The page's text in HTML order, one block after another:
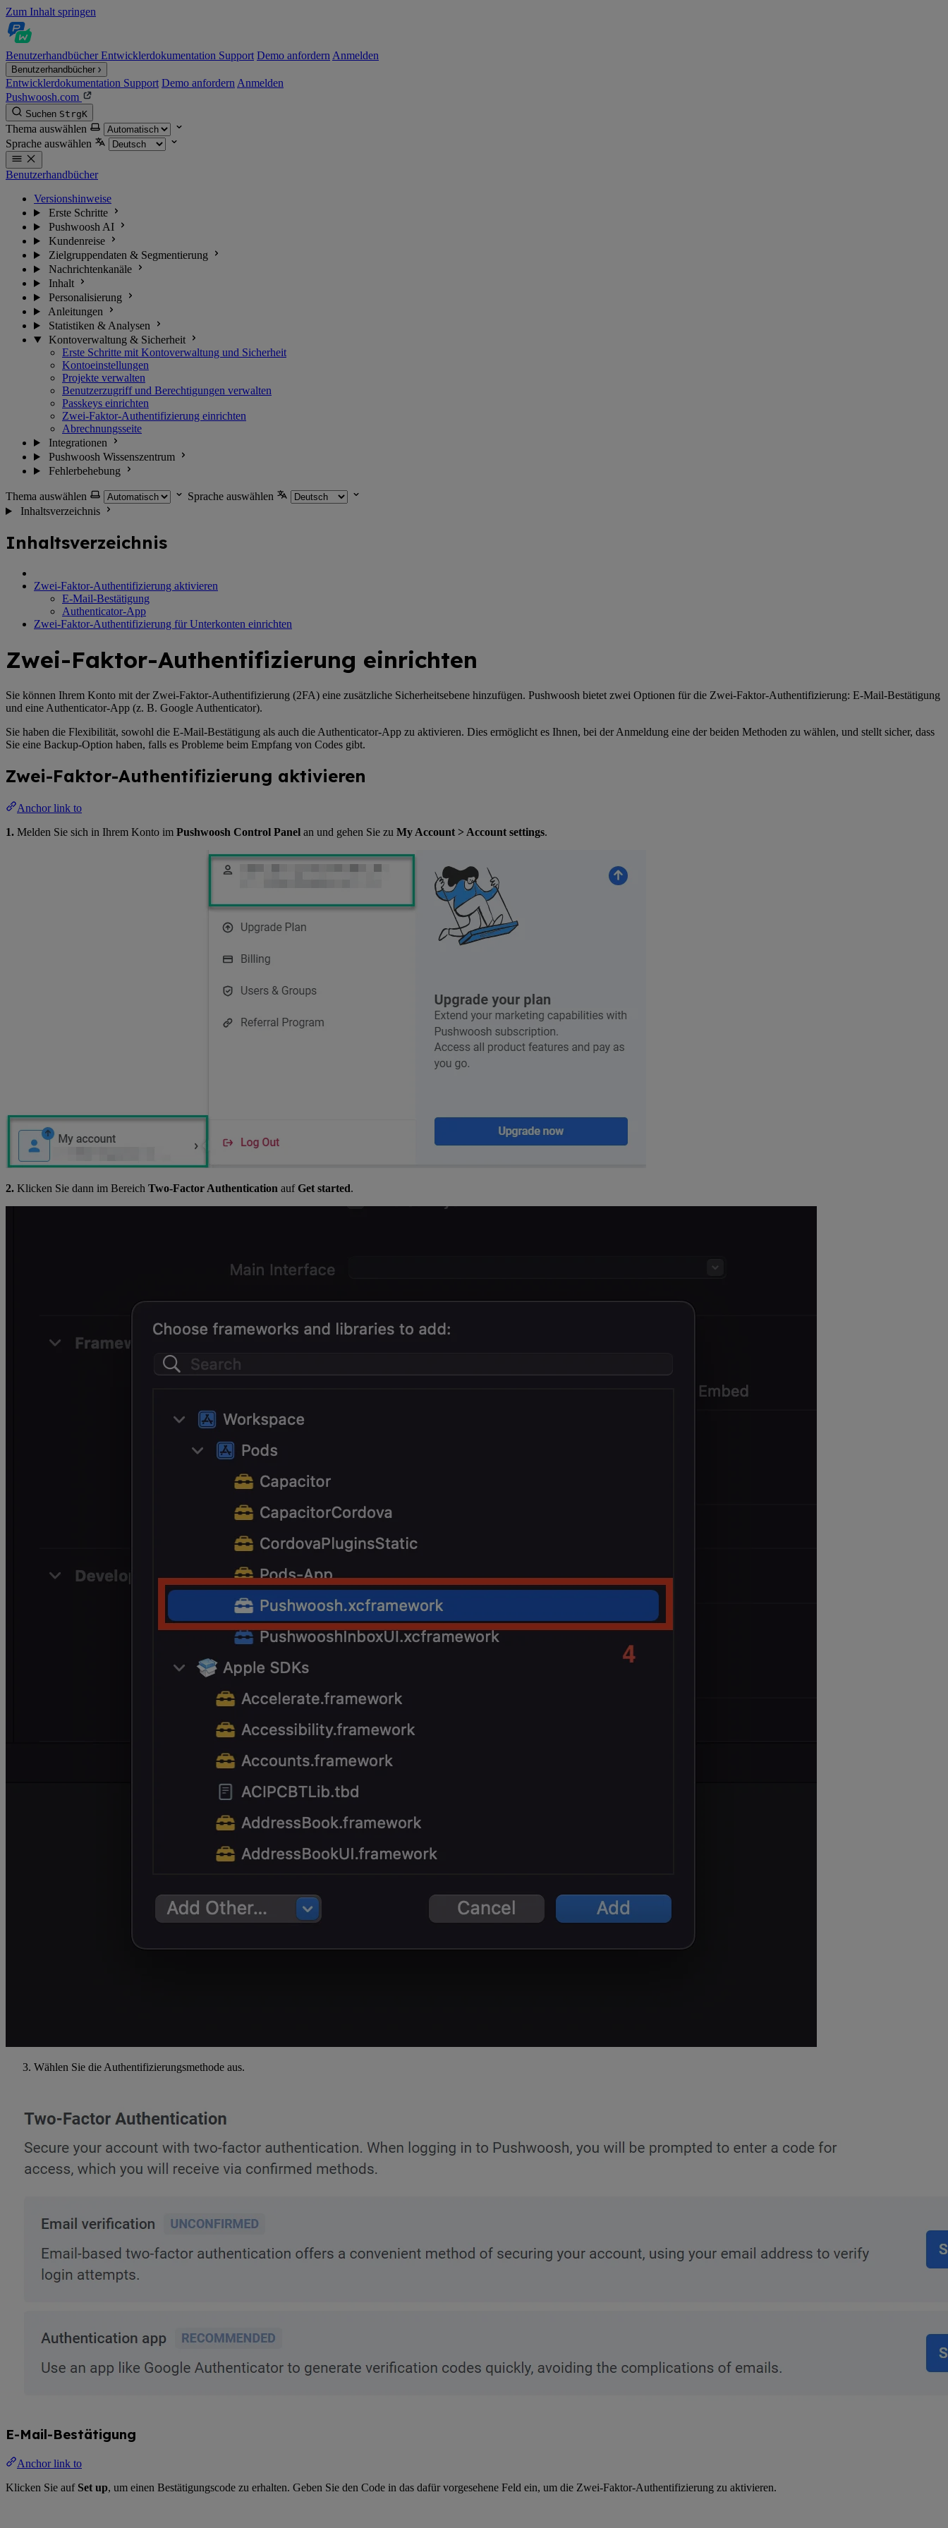
Zum Inhalt springen
BenutzerhandbücherEntwicklerdokumentation Support Demo anfordern Anmelden
Benutzerhandbücher
Entwicklerdokumentation Support Demo anfordern Anmelden
Pushwoosh.com
Suchen StrgK
Thema auswählen
Sprache auswählen
Benutzerhandbücher
Versionshinweise
Erste Schritte
Pushwoosh AI
Kundenreise
Zielgruppendaten & Segmentierung
Nachrichtenkanäle
Inhalt
Personalisierung
Anleitungen
Statistiken & Analysen
Kontoverwaltung & Sicherheit
Erste Schritte mit Kontoverwaltung und Sicherheit
Kontoeinstellungen
Projekte verwalten
Benutzerzugriff und Berechtigungen verwalten
Passkeys einrichten
Zwei-Faktor-Authentifizierung einrichten
Abrechnungsseite
Integrationen
Pushwoosh Wissenszentrum
Fehlerbehebung
Thema auswählen
Sprache auswählen
Inhaltsverzeichnis
Inhaltsverzeichnis
Zwei-Faktor-Authentifizierung aktivieren
E-Mail-Bestätigung
Authenticator-App
Zwei-Faktor-Authentifizierung für Unterkonten einrichten
Zwei-Faktor-Authentifizierung einrichten
Sie können Ihrem Konto mit der Zwei-Faktor-Authentifizierung (2FA) eine zusätzliche Sicherheitsebene hinzufügen. Pushwoosh bietet zwei Optionen für die Zwei-Faktor-Authentifizierung: E-Mail-Bestätigung
und eine Authenticator-App (z. B. Google Authenticator).
Sie haben die Flexibilität, sowohl die E-Mail-Bestätigung als auch die Authenticator-App zu aktivieren. Dies ermöglicht es Ihnen, bei der Anmeldung eine der beiden Methoden zu wählen, und stellt sicher, dass
Sie eine Backup-Option haben, falls es Probleme beim Empfang von Codes gibt.
Zwei-Faktor-Authentifizierung aktivieren
Anchor link to
1. Melden Sie sich in Ihrem Konto im Pushwoosh Control Panel an und gehen Sie zu My Account > Account settings.
2. Klicken Sie dann im Bereich Two-Factor Authentication aufGet started.
Wählen Sie die Authentifizierungsmethode aus.
E-Mail-Bestätigung
Anchor link to
Klicken Sie auf Set up, um einen Bestätigungscode zu erhalten. Geben Sie den Code in das dafür vorgesehene Feld ein, um die Zwei-Faktor-Authentifizierung zu aktivieren.